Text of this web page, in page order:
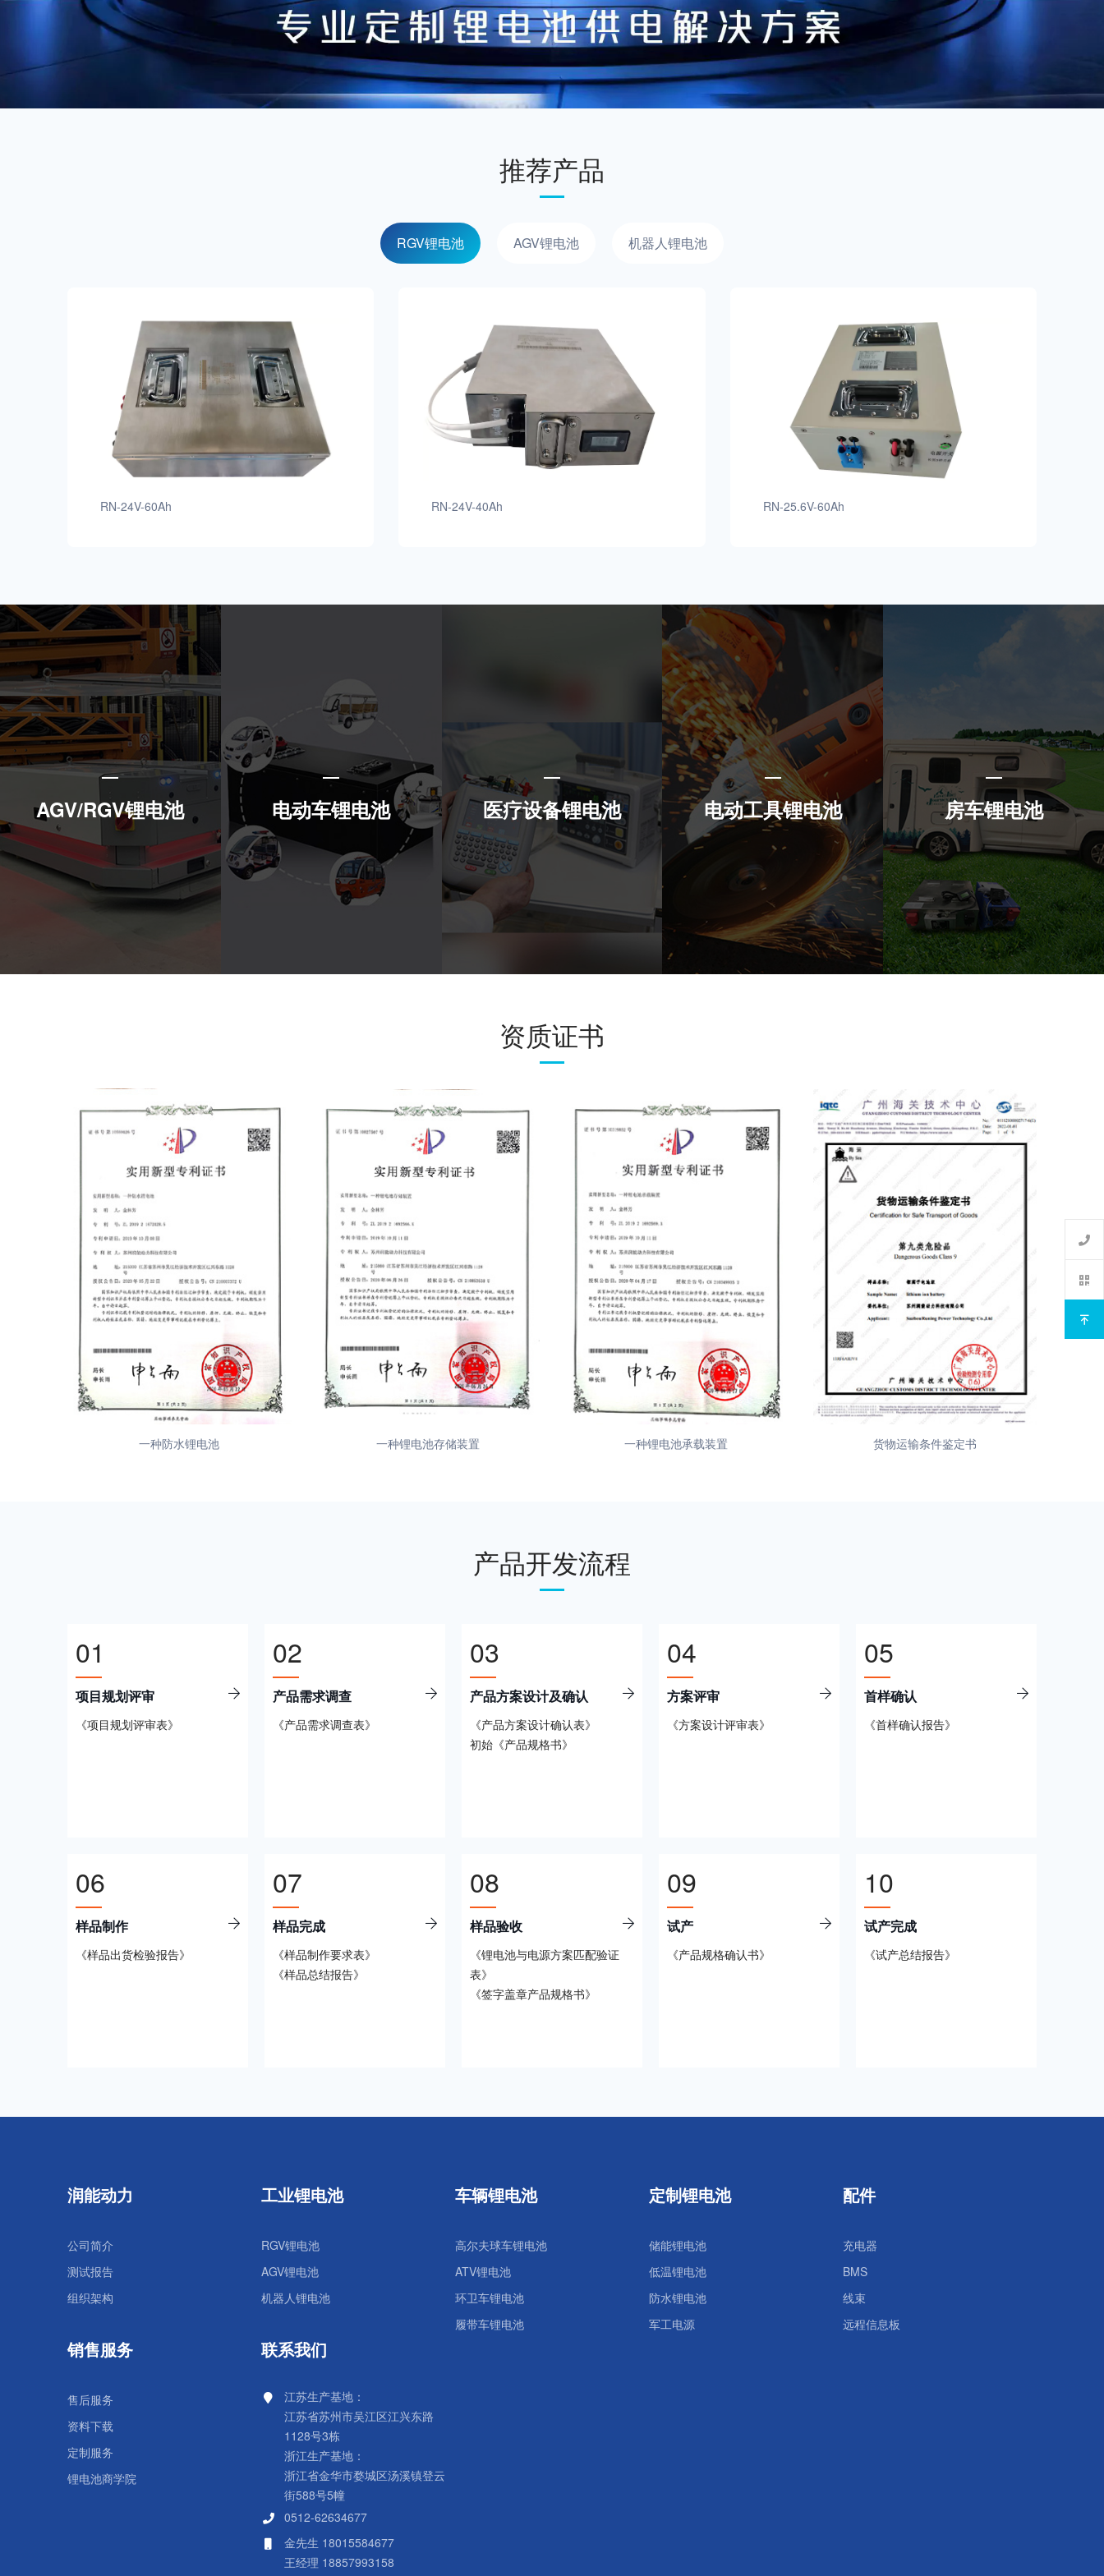
推荐产品
RGV锂电池 AGV锂电池 机器人锂电池
RN-24V-60Ah RN-24V-40Ah RN-25.6V-60Ah
AGV/RGV锂电池 电动车锂电池 医疗设备锂电池 电动工具锂电池 房车锂电池
资质证书
一种锂电池存储装置 一种锂电池承载装置 货物运输条件鉴定书 管理体系认证书
产品开发流程
01
项目规划评审
《项目规划评审表》
02
产品需求调查
《产品需求调查表》
03
产品方案设计及确认
《产品方案设计确认表》
初始《产品规格书》
04
方案评审
《方案设计评审表》
05
首样确认
《首样确认报告》
06
样品制作
《样品出货检验报告》
07
样品完成
《样品制作要求表》
《样品总结报告》
08
样品验收
《锂电池与电源方案匹配验证
表》
《签字盖章产品规格书》
09
试产
《产品规格确认书》
10
试产完成
《试产总结报告》
润能动力
公司简介
测试报告
组织架构
工业锂电池
RGV锂电池
AGV锂电池
机器人锂电池
车辆锂电池
高尔夫球车锂电池
ATV锂电池
环卫车锂电池
履带车锂电池
定制锂电池
储能锂电池
低温锂电池
防水锂电池
军工电源
配件
充电器
BMS
线束
远程信息板
销售服务
售后服务
资料下载
定制服务
锂电池商学院
联系我们
江苏生产基地：
江苏省苏州市吴江区江兴东路
1128号3栋
浙江生产基地：
浙江省金华市婺城区汤溪镇登云
街588号5幢
0512-62634677
金先生 18015584677
王经理 18857993158